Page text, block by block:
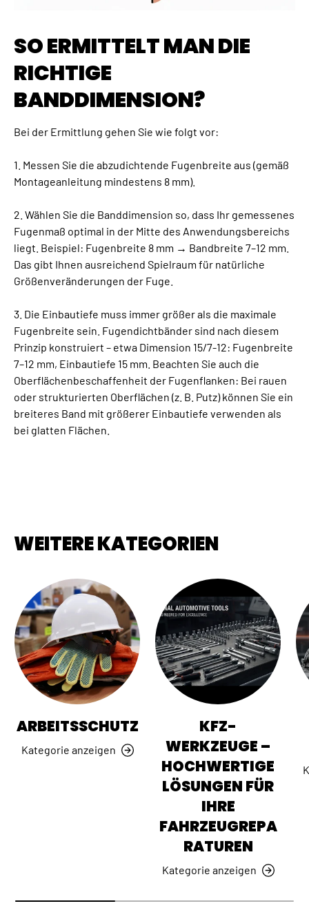
SO ERMITTELT MAN DIE
RICHTIGE
BANDDIMENSION?
Bei der Ermittlung gehen Sie wie folgt vor:
1. Messen Sie die abzudichtende Fugenbreite aus (gemäß
Montageanleitung mindestens 8 mm).
2. Wählen Sie die Banddimension so, dass Ihr gemessenes
Fugenmaß optimal in der Mitte des Anwendungsbereichs
liegt. Beispiel: Fugenbreite 8 mm → Bandbreite 7–12 mm.
Das gibt Ihnen ausreichend Spielraum für natürliche
Größenveränderungen der Fuge.
3. Die Einbautiefe muss immer größer als die maximale
Fugenbreite sein. Fugendichtbänder sind nach diesem
Prinzip konstruiert – etwa Dimension 15/7-12: Fugenbreite
7–12 mm, Einbautiefe 15 mm. Beachten Sie auch die
Oberflächenbeschaffenheit der Fugenflanken: Bei rauen
oder strukturierten Oberflächen (z. B. Putz) können Sie ein
breiteres Band mit größerer Einbautiefe verwenden als
bei glatten Flächen.
WEITERE KATEGORIEN
ARBEITSSCHUTZ
Kategorie anzeigen
KFZ-
WERKZEUGE –
HOCHWERTIGE
LÖSUNGEN FÜR
IHRE
FAHRZEUGREPA
RATUREN
Kategorie anzeigen